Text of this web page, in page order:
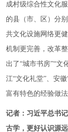
成村级综合性文化
的县（市、区）分
共文化设施网络更
机制更完善，改革
出了“城市书房”“文
江“文化礼堂”、安
富有特色的经验做法
记者：习近平总书
古学，更好认识源